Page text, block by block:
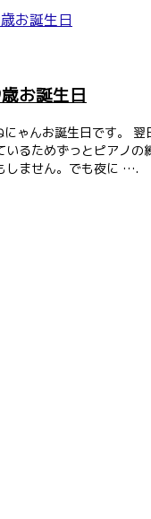
お誕生日
ゃんお誕生日です。 翌
いるためずっとピアノの
しません。でも夜に ….